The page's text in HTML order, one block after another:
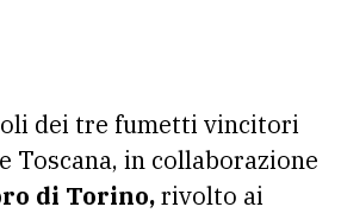
dei tre fumetti vincitori
Toscana, in collaborazione
di Torino,rivolto ai